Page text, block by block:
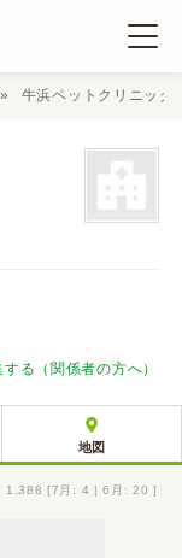
牛浜ペットクリニック
る（関係者の方へ）
地図
: 1,388 [7月: 4 | 6月: 20 ]